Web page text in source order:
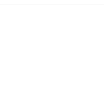
อง กำหนดห้วงเวลาให้
นสาธารณสมบัติของ
มายื่นคำขอรับใบ